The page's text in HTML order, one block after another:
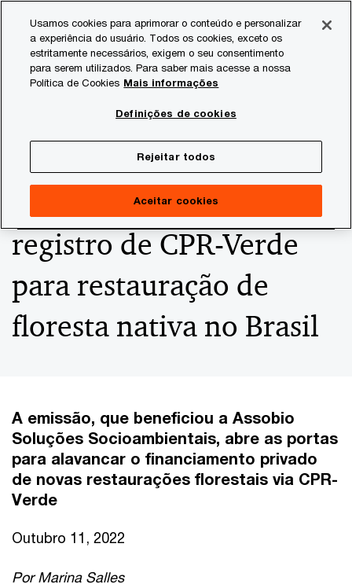
content
footer
Consultoria
CERC e Sintropica
Capital Natural
anunciam primeiro
registro de CPR-Verde
para restauração de
floresta nativa no Brasil
A emissão, que beneficiou a Assobio
Soluções Socioambientais, abre as portas
para alavancar o financiamento privado
de novas restaurações florestais via CPR-
Verde
Outubro 11, 2022
Por Marina Salles
Usamos cookies para aprimorar o conteúdo e personalizar
a experiência do usuário. Todos os cookies, exceto os
estritamente necessários, exigem o seu consentimento
para serem utilizados. Para saber mais acesse a nossa
Política de Cookies Mais informações
Definições de cookies
Rejeitar todos
Aceitar cookies